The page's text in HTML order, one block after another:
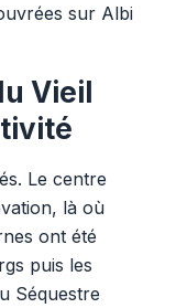
sur Albi
Vieil
Le centre
là où
ont été
puis les
Séquestre